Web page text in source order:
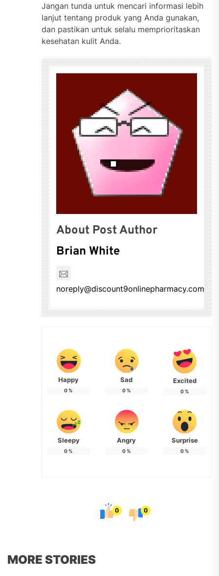
Jangan tunda untuk mencari informasi lebih
lanjut tentang produk yang Anda gunakan,
dan pastikan untuk selalu memprioritaskan
kesehatan kulit Anda.
About Post Author
Brian White
noreply@discount9onlinepharmacy.com
Happy
0%
Sad
0%
Excited
0%
Sleepy
0%
Angry
0%
Surprise
0%
0 0
MORE STORIES